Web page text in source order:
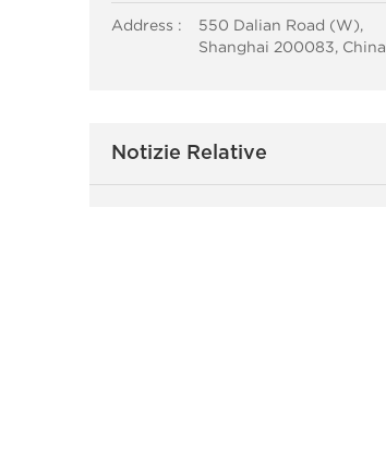
Address :
550 Dalian Road (W),
Shanghai 200083, China
Notizie Relative